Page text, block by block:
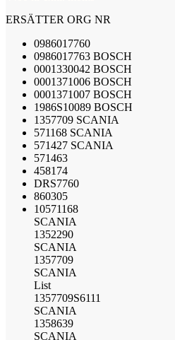
ERSÄTTER ORG NR
0986017760
0986017763 BOSCH
0001330042 BOSCH
0001371006 BOSCH
0001371007 BOSCH
1986S10089 BOSCH
1357709 SCANIA
571168 SCANIA
571427 SCANIA
571463
458174
DRS7760
860305
10571168
SCANIA
1352290
SCANIA
1357709
SCANIA
List
1357709S6111
SCANIA
1358639
SCANIA